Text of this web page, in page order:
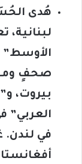
هُدى
صحفٍ
بيروت،
العربي”
في